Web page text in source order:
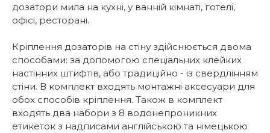
дозатори мила на кухні, у ванній кімнаті, готелі,
офісі, ресторані.
Кріплення дозаторів на стіну здійснюється двома
способами: за допомогою спеціальних клейких
настінних штифтів, або традиційно - із свердлінням
стіни. В комплект входять монтажні аксесуари для
обох способів кріплення. Також в комплект
входять два набори з 8 водонепроникних
етикеток з надписами англійською та німецькою